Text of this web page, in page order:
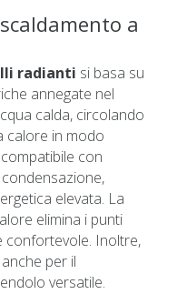
a
radianti si basa su
annegate nel
calda, circolando
calore in modo
con
elevata. La
elimina i punti
confortevole. Inoltre,
per il
versatile.